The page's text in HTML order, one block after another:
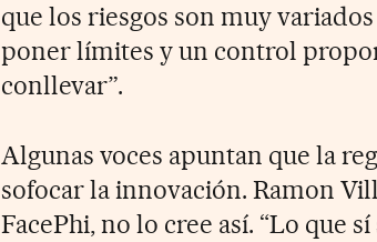
que los riesgos son muy
poner límites y un control
conllevar”.
Algunas voces apuntan que la
sofocar la innovación. Ramon
FacePhi, no lo cree así. “Lo que